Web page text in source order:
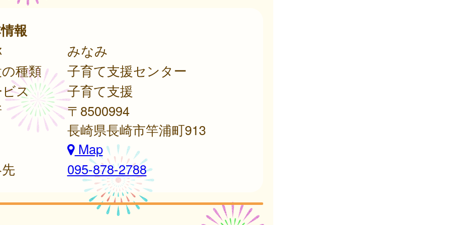
報
みなみ
種類
子育て支援センター
ス
子育て支援
〒8500994
長崎県長崎市竿浦町913
Map
095-878-2788